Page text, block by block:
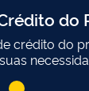
do
crédito do